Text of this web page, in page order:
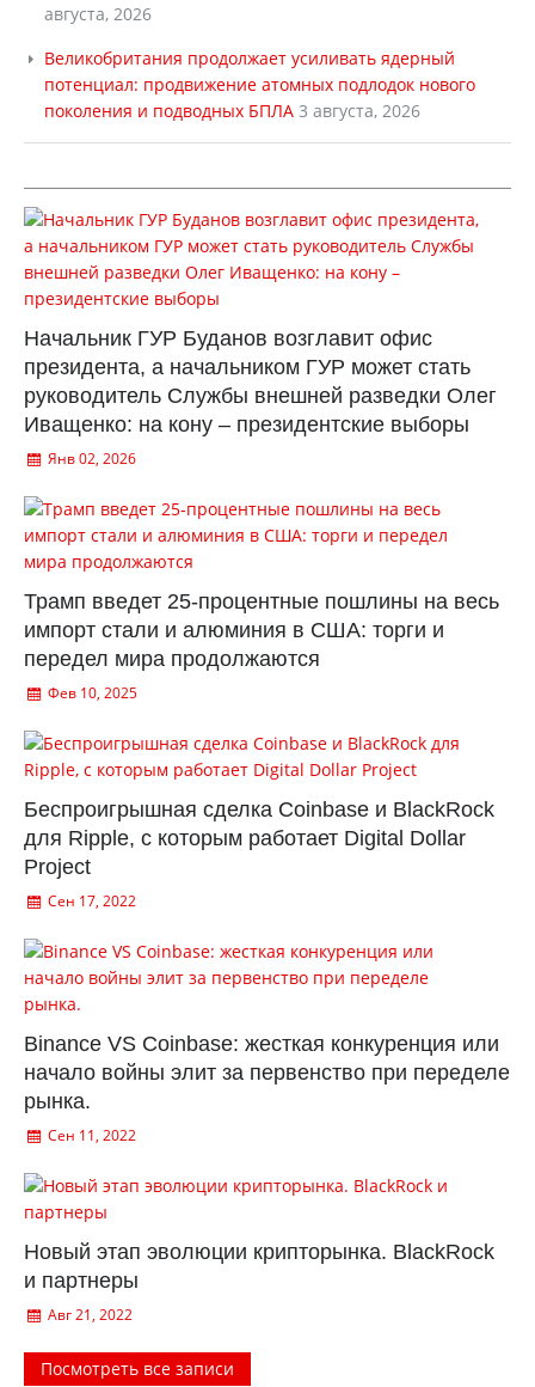
августа, 2026
Великобритания продолжает усиливать ядерный
потенциал: продвижение атомных подлодок нового
поколения и подводных БПЛА 3 августа, 2026
Начальник ГУР Буданов возглавит офис
президента, а начальником ГУР может стать
руководитель Службы внешней разведки Олег
Иващенко: на кону – президентские выборы
Янв 02, 2026
Трамп введет 25-процентные пошлины на весь
импорт стали и алюминия в США: торги и
передел мира продолжаются
Фев 10, 2025
Беспроигрышная сделка Coinbase и BlackRock
для Ripple, с которым работает Digital Dollar
Project
Сен 17, 2022
Binance VS Coinbase: жесткая конкуренция или
начало войны элит за первенство при переделе
рынка.
Сен 11, 2022
Новый этап эволюции крипторынка. BlackRock
и партнеры
Авг 21, 2022
Посмотреть все записи